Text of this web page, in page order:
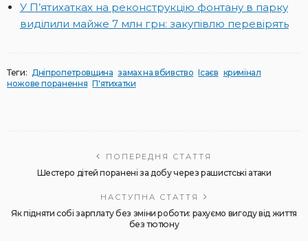
У П’ятихатках на реконструкцію фонтану в парку
виділили майже 7 млн грн: закупівлю перевірять
Теги: Дніпропетровщина замах на вбивство Ісаєв кримінал
ножове поранення П'ятихатки
ПОПЕРЕДНЯ СТАТТЯ
Шестеро дітей поранені за добу через рашистські атаки
НАСТУПНА СТАТТЯ
Як підняти собі зарплату без зміни роботи: рахуємо вигоду від життя
без тютюну